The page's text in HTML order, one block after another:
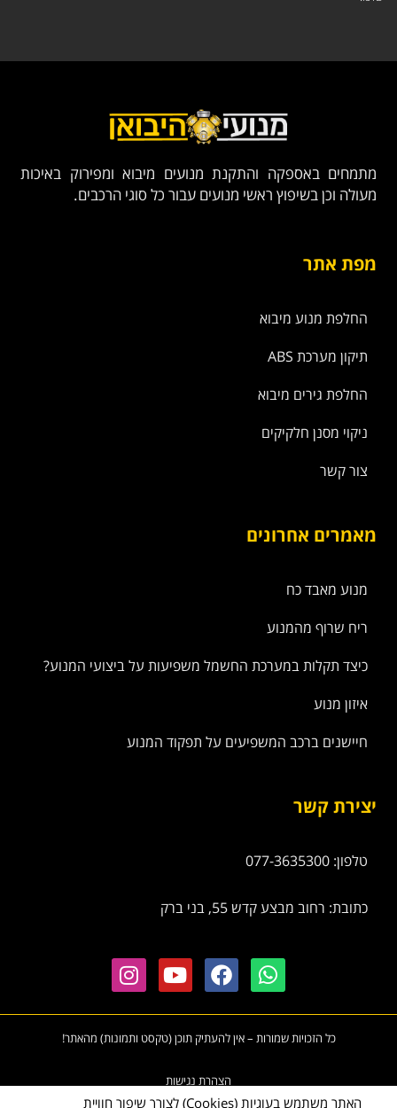
מתמחים באספקה והתקנת מנועים מיבוא ומפירוק באיכות
מעולה וכן בשיפוץ ראשי מנועים עבור כל סוגי הרכבים.
מפת אתר
החלפת מנוע מיבוא
תיקון מערכת ABS
החלפת גירים מיבוא
ניקוי מסנן חלקיקים
צור קשר
מאמרים אחרונים
מנוע מאבד כח
ריח שרוף מהמנוע
כיצד תקלות במערכת החשמל משפיעות על ביצועי המנוע?
איזון מנוע
חיישנים ברכב המשפיעים על תפקוד המנוע
יצירת קשר
טלפון: 077-3635300
כתובת: רחוב מבצע קדש 55, בני ברק
כל הזכויות שמורות – אין להעתיק תוכן (טקסט ותמונות) מהאתר!
הצהרת נגישות
האתר משתמש בעוגיות (Cookies) לצורך שיפור חוויית